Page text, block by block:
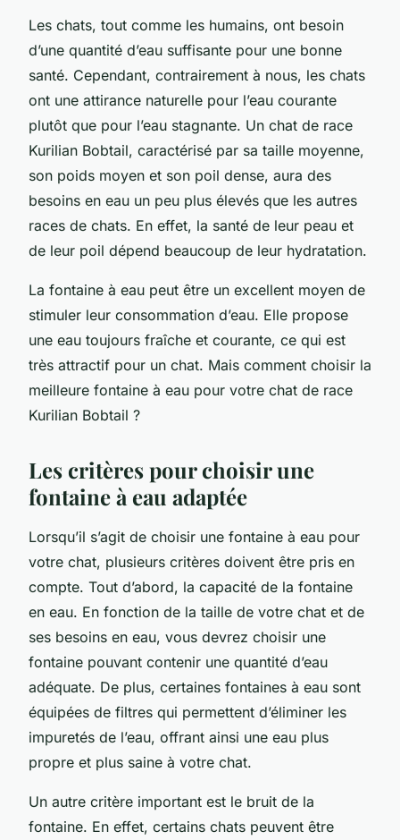
Les chats, tout comme les humains, ont besoin
d’une quantité d’eau suffisante pour une bonne
santé. Cependant, contrairement à nous, les chats
ont une attirance naturelle pour l’eau courante
plutôt que pour l’eau stagnante. Un chat de race
Kurilian Bobtail, caractérisé par sa taille moyenne,
son poids moyen et son poil dense, aura des
besoins en eau un peu plus élevés que les autres
races de chats. En effet, la santé de leur peau et
de leur poil dépend beaucoup de leur hydratation.
La fontaine à eau peut être un excellent moyen de
stimuler leur consommation d’eau. Elle propose
une eau toujours fraîche et courante, ce qui est
très attractif pour un chat. Mais comment choisir la
meilleure fontaine à eau pour votre chat de race
Kurilian Bobtail ?
Les critères pour choisir une
fontaine à eau adaptée
Lorsqu’il s’agit de choisir une fontaine à eau pour
votre chat, plusieurs critères doivent être pris en
compte. Tout d’abord, la capacité de la fontaine
en eau. En fonction de la taille de votre chat et de
ses besoins en eau, vous devrez choisir une
fontaine pouvant contenir une quantité d’eau
adéquate. De plus, certaines fontaines à eau sont
équipées de filtres qui permettent d’éliminer les
impuretés de l’eau, offrant ainsi une eau plus
propre et plus saine à votre chat.
Un autre critère important est le bruit de la
fontaine. En effet, certains chats peuvent être